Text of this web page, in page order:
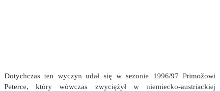
Dotychczas ten wyczyn udał się w sezonie 1996/97 Primožowi
Peterce, który wówczas zwyciężył w niemiecko-austriackiej